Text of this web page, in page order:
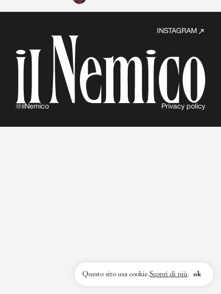
INSTAGRAM
@ilNemico Privacy policy
Questo sito usa cookie.Scopri di più. ok